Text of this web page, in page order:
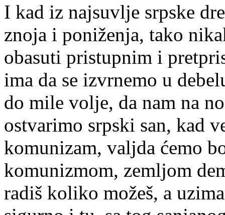
I kad iz najsuvlje srpske
znoja i poniženja, tako
obasuti pristupnim i
ima da se izvrnemo u
do mile volje, da nam na
ostvarimo srpski san, kad
komunizam, valjda ćemo
komunizmom, zemljom
radiš koliko možeš, a